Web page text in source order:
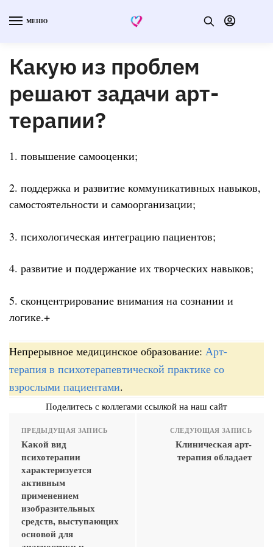
МЕНЮ
Какую из проблем
решают задачи арт-
терапии?
1. повышение самооценки;
2. поддержка и развитие коммуникативных навыков,
самостоятельности и самоорганизации;
3. психологическая интеграцию пациентов;
4. развитие и поддержание их творческих навыков;
5. сконцентрирование внимания на сознании и
логике.+
Непрерывное медицинское образование: Арт-
терапия в психотерапевтической практике со
взрослыми пациентами.
Поделитесь с коллегами ссылкой на наш сайт
ПРЕДЫДУЩАЯ ЗАПИСЬ
Какой вид
психотерапии
характеризуется
активным
применением
изобразительных
средств, выступающих
основой для
СЛЕДУЮЩАЯ ЗАПИСЬ
Клиническая арт-
терапия обладает